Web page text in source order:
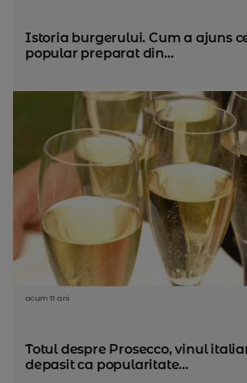
Istoria burgerului. Cum a ajuns
popular preparat din...
acum 11 ani
Totul despre Prosecco, vinul
depasit ca popularitate...